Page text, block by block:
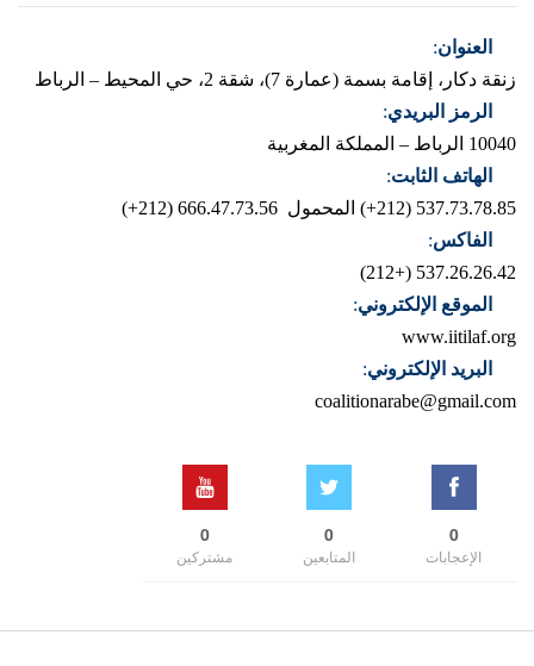
العنوان:
زنقة دكار، إقامة بسمة (عمارة 7)، شقة 2، حي المحيط – الرباط
الرمز البريدي:
10040 الرباط – المملكة المغربية
الهاتف الثابت:
537.73.78.85 (212+)
المحمول 666.47.73.56 (212+)
الفاكس:
537.26.26.42 (+212)
الموقع الإلكتروني:
www.iitilaf.org
البريد الإلكتروني:
coalitionarabe@gmail.com
0
الإعجابات
0
المتابعين
0
مشتركين